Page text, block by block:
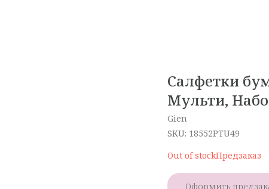
Салфетки
Мульти,
Gien
SKU: 18552PTU49
Out of stock
Оформить